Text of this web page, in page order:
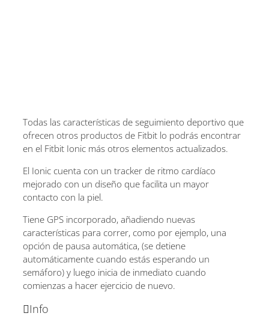
Todas las características de seguimiento deportivo que
ofrecen otros productos de Fitbit lo podrás encontrar
en el Fitbit Ionic más otros elementos actualizados.
El Ionic cuenta con un tracker de ritmo cardíaco
mejorado con un diseño que facilita un mayor
contacto con la piel.
Tiene GPS incorporado, añadiendo nuevas
características para correr, como por ejemplo, una
opción de pausa automática, (se detiene
automáticamente cuando estás esperando un
semáforo) y luego inicia de inmediato cuando
comienzas a hacer ejercicio de nuevo.
Info